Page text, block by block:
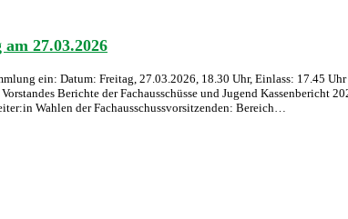
27.03.2026
ein: Datum:​ Freitag, 27.03.2026, 18.30 Uhr, Einlass: 17.45
Berichte der Fachausschüsse und Jugend Kassenbericht
Wahlen der Fachausschussvorsitzenden: Bereich…